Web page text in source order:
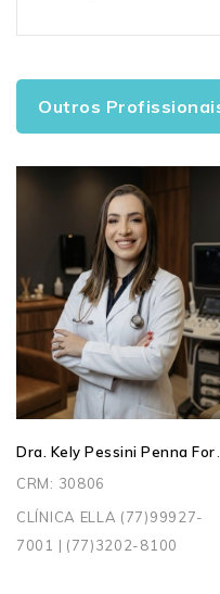
Outros
Dra.
CRM: 30806
CLÍNICA ELLA (77)99927-
7001 | (77)3202-8100